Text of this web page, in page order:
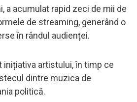
a acumulat rapid zeci de mii de
de streaming, generând o
în rândul audienței.
inițiativa artistului, în timp ce
dintre muzica de
politică.